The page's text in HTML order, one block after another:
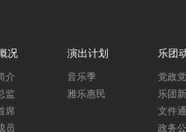
况
介
监
席
员
演出计划
音乐季
雅乐惠民
乐团
党政
乐团
文件
政务